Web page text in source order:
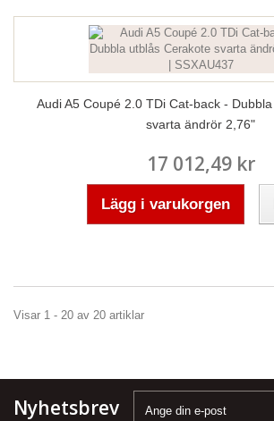
Audi A5 Coupé 2.0 TDi Cat-back -
svarta ändrör 2,76"
17 012,49 kr
Lägg i varukorgen
Visar 1 - 20 av 20 artiklar
Nyhetsbrev